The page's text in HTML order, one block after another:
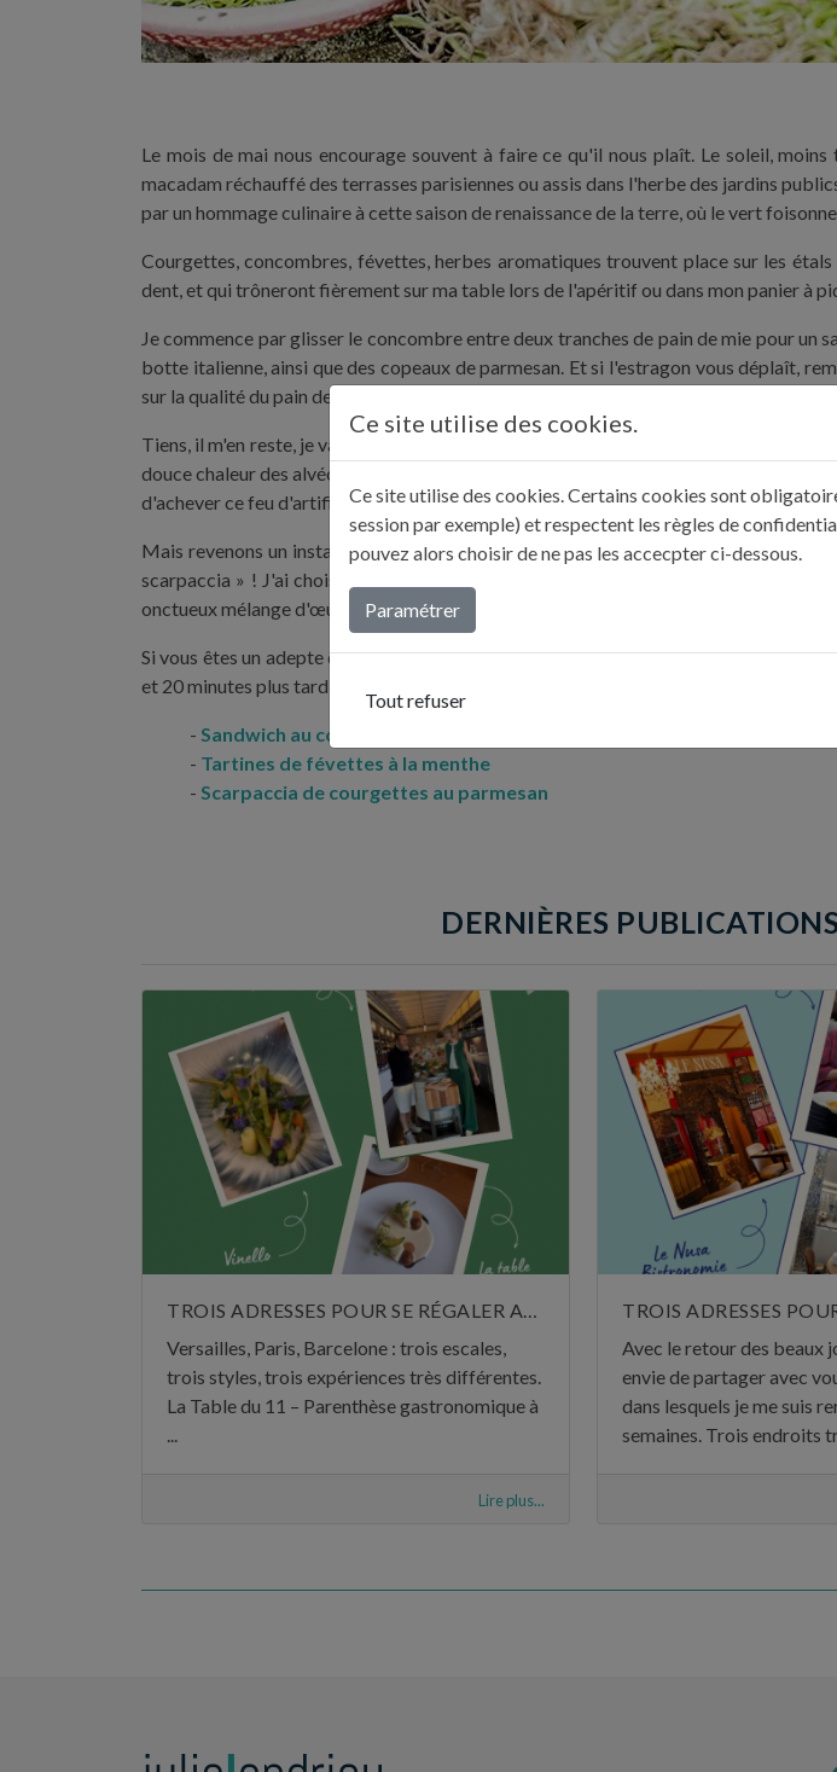
Le mois de mai nous encourage souvent à faire ce qu'il nous plaît. Le soleil,
macadam réchauffé des terrasses parisiennes ou assis dans l'herbe des jardins
par un hommage culinaire à cette saison de renaissance de la terre, où le vert
Courgettes, concombres, févettes, herbes aromatiques trouvent place sur les
dent, et qui trôneront fièrement sur ma table lors de l'apéritif ou dans mon panier à
Je commence par glisser le concombre entre deux tranches de pain de mie pour
botte italienne, ainsi que des copeaux de parmesan. Et si l'estragon vous déplaît,
sur la qualité du pain de mie, que je choisis incrusté de céréales.
Tiens, il m'en reste, je vais les préparer en tartines ! Toastée d'un seul côté, la
douce chaleur des alvéoles du pain. Je dépose ensuite les févettes enrobées
d'achever ce feu d'artifice. Un petit écrin de paradis culinaire qui fait de cette recette
Mais revenons un instant sur Terre, et notamment en Italie où il est tout à fait
scarpaccia » ! J'ai choisi de cuisiner ce plat toscan avec de jeunes courgettes,
onctueux mélange d'œufs, de farine et de lait. On obtient un petit trésor de saveurs, à
Si vous êtes un adepte du « parlons peu, parlons bien », vous comprendrez
et 20 minutes plus tard, vous serez déjà en train de partager ces entrées et apéritifs
Sandwich au concombre et à la ricotta
Tartines de févettes à la menthe
Scarpaccia de courgettes au parmesan
DERNIÈRES
Versailles, Paris, Barcelone : trois escales,
trois styles, trois expériences très différentes.
La Table du 11 – Parenthèse gastronomique à
Lire plus...
Avec le retour des beaux
envie de partager avec
dans lesquels je me suis
semaines. Trois endroits
Ce site utilise des cookies.
Ce site utilise des cookies. Certains cookies sont
session par exemple) et respectent les règles de
pouvez alors choisir de ne pas les accecpter ci-dessous.
Paramétrer
Tout refuser